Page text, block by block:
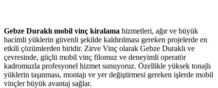
Gebze Duraklı mobil vinç kiralama hizmetleri, ağır ve büyük
hacimli yüklerin güvenli şekilde kaldırılması gereken projelerde en
etkili çözümlerden biridir. Zirve Vinç olarak Gebze Duraklı ve
çevresinde, güçlü mobil vinç filomuz ve deneyimli operatör
kadromuzla profesyonel hizmet sunuyoruz. Özellikle yüksek tonajlı
yüklerin taşınması, montajı ve yer değiştirmesi gereken işlerde mobil
vinçler büyük avantaj sağlar.